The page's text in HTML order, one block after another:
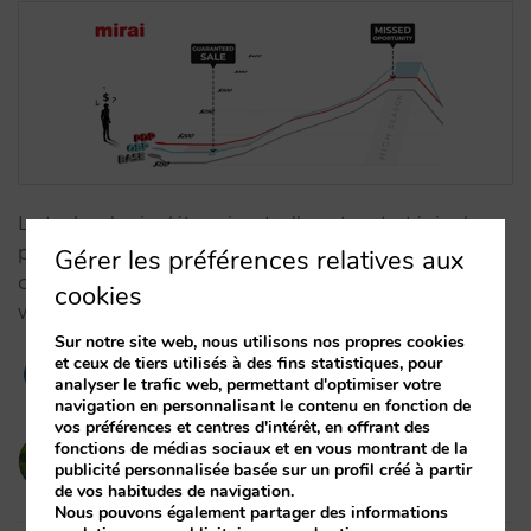
La technologie détermine-t-elle votre stratégie de
prix ? Nous analysons comment l'architecture de
connectivité (PDP vs OBP) influence le contrôle de
vos revenus hôteliers.…
victorcabrera
03/02/2026
Gérer les préférences relatives aux
cookies
Sur notre site web, nous utilisons nos propres cookies
et ceux de tiers utilisés à des fins statistiques, pour
analyser le trafic web, permettant d'optimiser votre
navigation en personnalisant le contenu en fonction de
vos préférences et centres d'intérêt, en offrant des
fonctions de médias sociaux et en vous montrant de la
publicité personnalisée basée sur un profil créé à partir
de vos habitudes de navigation.
Nous pouvons également partager des informations